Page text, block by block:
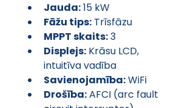
Jauda: 15 kW
Fāžu tips: Trīsfāzu
MPPT skaits: 3
Displejs: Krāsu LCD,
intuitīva vadība
Savienojamība: WiFi
Drošība: AFCI (arc fault